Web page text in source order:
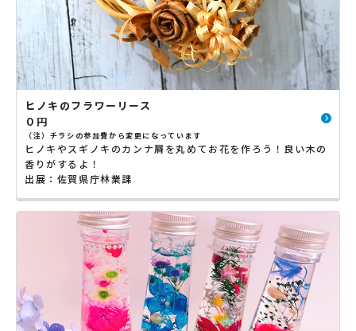
ヒノキのフラワーリース
０円
（注）チラシの参加費から変更になっています
ヒノキやスギノキのカンナ屑を丸めてお花を作ろう！良い木の
香りがするよ！
出展：佐賀県庁林業課